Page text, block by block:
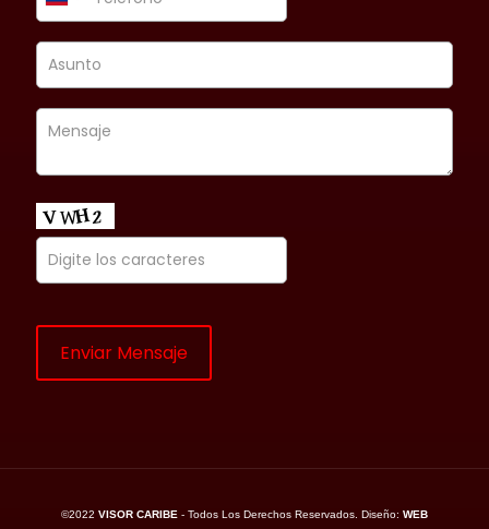
©2022 VISOR CARIBE - Todos Los Derechos Reservados. Diseño: WEB